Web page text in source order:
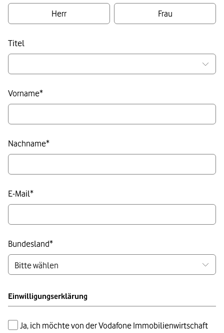
Herr Frau
Titel
Vorname*
Nachname*
E-Mail*
Bundesland*
Einwilligungserklärung
Ja, ich möchte von der Vodafone Immobilienwirtschaft